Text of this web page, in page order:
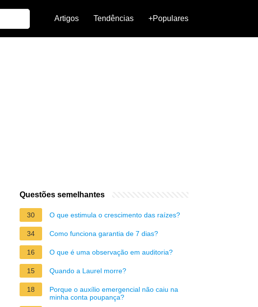
Artigos Tendências +Populares
Questões semelhantes
30 O que estimula o crescimento das raízes?
34 Como funciona garantia de 7 dias?
16 O que é uma observação em auditoria?
15 Quando a Laurel morre?
18
Porque o auxílio emergencial não caiu na
minha conta poupança?